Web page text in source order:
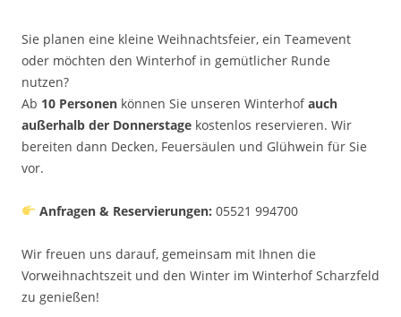
Sie planen eine kleine Weihnachtsfeier, ein Teamevent
oder möchten den Winterhof in gemütlicher Runde
nutzen?
Ab 10 Personen können Sie unseren Winterhofauch
außerhalb der Donnerstage kostenlos reservieren. Wir
bereiten dann Decken, Feuersäulen und Glühwein für Sie
vor.
Anfragen & Reservierungen: 05521 994700
Wir freuen uns darauf, gemeinsam mit Ihnen die
Vorweihnachtszeit und den Winter im Winterhof Scharzfeld
zu genießen!